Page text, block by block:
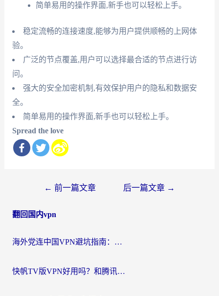
简单易用的操作界面,新手也可以轻松上手。
稳定流畅的连接速度,能够为用户提供顺畅的上网体
验。
广泛的节点覆盖,用户可以选择最合适的节点进行访
问。
强大的安全加密机制,有效保护用户的隐私和数据安
全。
简单易用的操作界面,新手也可以轻松上手。
Spread the love
导
← 前一篇文章 后一篇文章 →
翻回国内vpn
海外党连中国VPN避坑指南：如何选到真正能无缝刷国内资源的加速器？
快帆TV版VPN好用吗？和腾讯VPN对比哪个回国效果更好？海外党必看的真实体验指南